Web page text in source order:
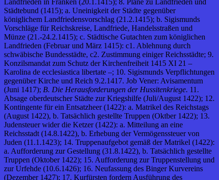
Städtebund (1415); a. Uneinigkeit der Städte gegenüber
königlichem Landfriedensvorschlag (21.2.1415); b. Sigismunds
Vorschläge für Reichskreise, Landfriede, Handelsstraßen und
Münze (21.-24.2.1415); c. Städtische Gutachten zum königlichen
Landfrieden (Februar und März 1415): c1. Ablehnung durch
schwäbische Bundesstädte, c2. Zustimmung einiger Reichsstädte; 9.
Konzilsmandat zum Schutz der Kirchenfreiheit 1415 XI 21 –
Karolina de ecclesiastica libertate –; 10. Sigismunds Verpflichtungen
gegenüber Kirche und Reich 9.2.1417. Job Vener: Avisamentum
(Juni 1417); B. Die Herausforderungen der Hussitenkriege. 11.
Absage oberdeutscher Städte zur Kriegshilfe (Juli/August 1422); 12.
Kontingente für ein Entsatzheer (1422): a. Matrikel des Reichstags
(August 1422), b. Tatsächlich gestellte Truppen (Oktber 1422); 13.
Judensteuer wider die Ketzer (1422): a. Mitteilung an eine
Reichsstadt (14.8.1422), b. Erhebung der Vermögenssteuer von
Juden (11.1.1423); 14. Truppenaufgebot gemäß der Matrikel (1422):
a. Aufforderung zur Gestellung (31.8.1422), b. Tatsächlich gestellte
Truppen (Oktober 1422); 15. Aufforderung zur Truppenstellung und
zur Urfehde (10.6.1426); 16. Neufassung des Binger Kurvereins
(Dezember 1427); 17. Kurfürsten fordern Ausführung des